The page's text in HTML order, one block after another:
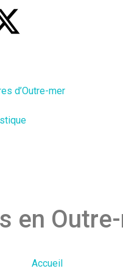
d’Outre-mer
en
Accueil